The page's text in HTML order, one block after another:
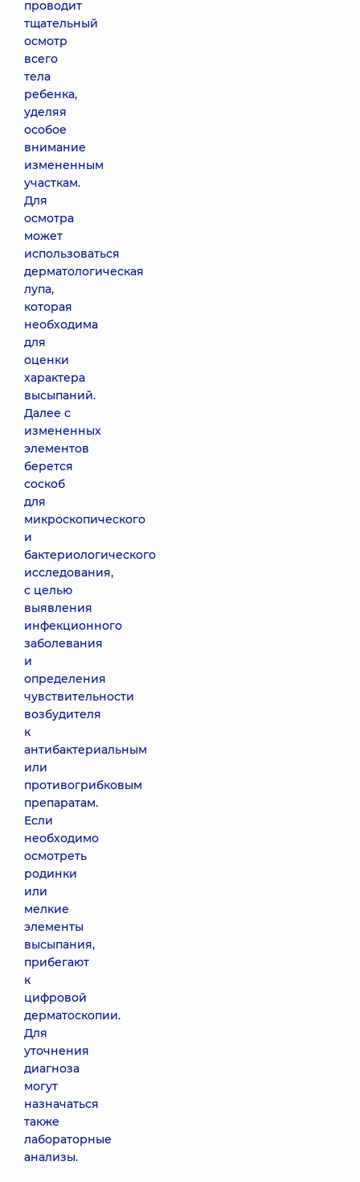
проводит
тщательный
осмотр
всего
тела
ребенка,
уделяя
особое
внимание
измененным
участкам.
Для
осмотра
может
использоваться
дерматологическая
лупа,
которая
необходима
для
оценки
характера
высыпаний.
Далее с
измененных
элементов
берется
соскоб
для
микроскопического
и
бактериологического
исследования,
с целью
выявления
инфекционного
заболевания
и
определения
чувствительности
возбудителя
к
антибактериальным
или
противогрибковым
препаратам.
Если
необходимо
осмотреть
родинки
или
мелкие
элементы
высыпания,
прибегают
к
цифровой
дерматоскопии.
Для
уточнения
диагноза
могут
назначаться
также
лабораторные
анализы.